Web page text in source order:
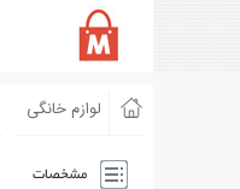
لوازم خانگی
مشخصات